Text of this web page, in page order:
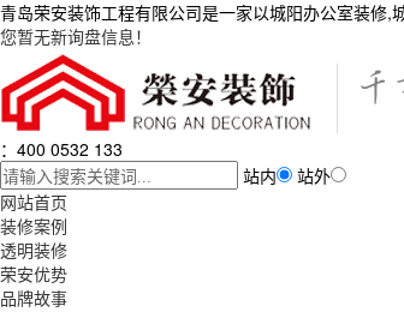
青岛荣安装饰工程有限公司是一家以城阳办公室装修,
您暂无新询盘信息！
：400 0532 133
站内
站外
网站首页
装修案例
透明装修
荣安优势
品牌故事